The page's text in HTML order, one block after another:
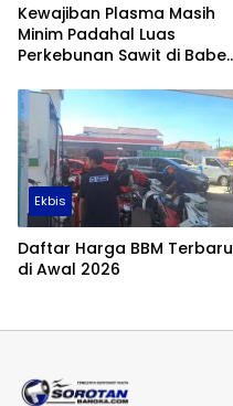
Kewajiban Plasma Masih
Minim Padahal Luas
Perkebunan Sawit di Babel
Ekbis
Daftar Harga BBM Terbaru
di Awal 2026